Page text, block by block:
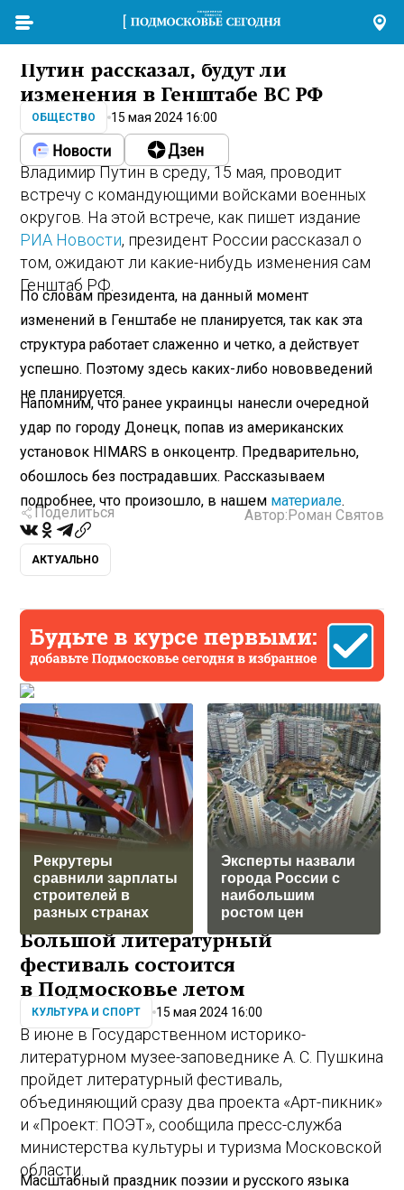
Путин рассказал, будут ли
изменения в Генштабе ВС РФ
ОБЩЕСТВО 15 мая 2024 16:00
Владимир Путин в среду, 15 мая, проводит
встречу с командующими войсками военных
округов. На этой встрече, как пишет издание
РИА Новости, президент России рассказал о
том, ожидают ли какие-нибудь изменения сам
Генштаб РФ.
По словам президента, на данный момент
изменений в Генштабе не планируется, так как эта
структура работает слаженно и четко, а действует
успешно. Поэтому здесь каких-либо нововведений
не планируется.
Напомним, что ранее украинцы нанесли очередной
удар по городу Донецк, попав из американских
установок HIMARS в онкоцентр. Предварительно,
обошлось без пострадавших. Рассказываем
подробнее, что произошло, в нашем материале.
Поделиться Автор: Роман Святов
АКТУАЛЬНО
Рекрутеры
сравнили зарплаты
строителей в
разных странах
Эксперты назвали
города России с
наибольшим
ростом цен
Большой литературный
фестиваль состоится
в Подмосковье летом
КУЛЬТУРА И СПОРТ 15 мая 2024 16:00
В июне в Государственном историко-
литературном музее-заповеднике А. С. Пушкина
пройдет литературный фестиваль,
объединяющий сразу два проекта «Арт-пикник»
и «Проект: ПОЭТ», сообщила пресс-служба
министерства культуры и туризма Московской
области.
Масштабный праздник поэзии и русского языка